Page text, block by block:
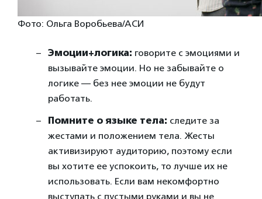
Фото: Ольга Воробьева/АСИ
Эмоции+логика: говорите с эмоциями и
вызывайте эмоции. Но не забывайте о
логике — без нее эмоции не будут
работать.
Помните о языке тела: следите за
жестами и положением тела. Жесты
активизируют аудиторию, поэтому если
вы хотите ее успокоить, то лучше их не
использовать. Если вам некомфортно
выступать с пустыми руками и вы не